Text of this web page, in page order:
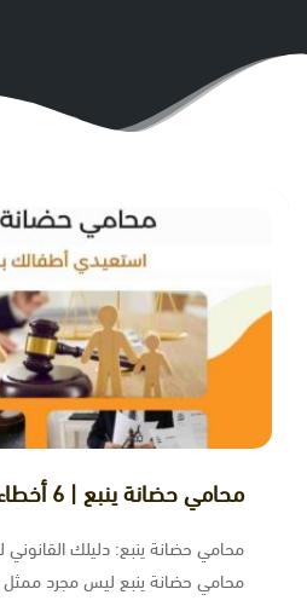
ﻣﺤﺎﻣﻲ ﺣﻀﺎﻧﺔ ﻳﻨﺒﻊ | 6 أخطاء قد تضعف موقفك
محامي حضانة ينبع: دليلك
محامي حضانة ينبع ليس مجرد